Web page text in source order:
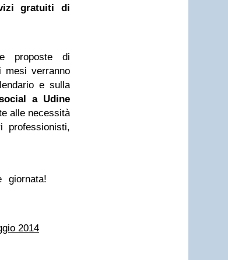
gratuiti di
proposte di
mesi verranno
e sulla
a Udine
alle necessità
professionisti,
giornata!
2014